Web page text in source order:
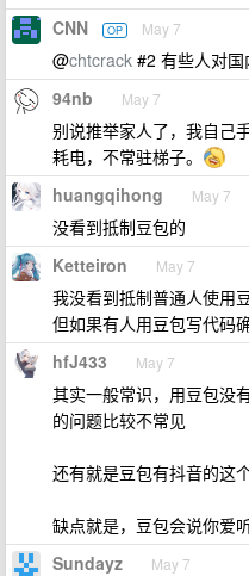
CNN OP May 7
@chtcrack #2 有些人对
94nb May 7
别说推举家人了，我自己
耗电，不常驻梯子。
huangqihong May 7
没看到抵制豆包的
Ketteiron May 7
我没看到抵制普通人使用
但如果有人用豆包写代码
hfJ433 May 7
其实一般常识，用豆包没
的问题比较不常见
还有就是豆包有抖音的这
缺点就是，豆包会说你爱
Sundayz May 7